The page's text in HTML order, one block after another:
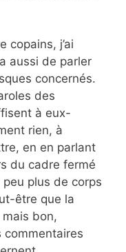
copains, j’ai
aussi de parler
concernés.
des
à eux-
rien, à
en en parlant
du cadre fermé
plus de corps
être que la
mais bon,
commentaires